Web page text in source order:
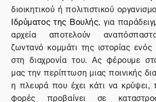
διοικητικού ή πολιτιστικού
Ιδρύματος της Βουλής, για
αρχεία αποτελούν
ζωντανό κομμάτι της ιστορίας
στη διαχρονία του. Ας φέρουμε
μας την περίπτωση μιας ποινικής
η πλευρά που έχει κάτι να κρύψει,
φορές προβαίνει σε